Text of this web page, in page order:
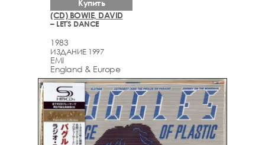
(CD) BOWIE, DAVID
– LET'S DANCE
1983
ИЗДАНИЕ 1997
EMI
England & Europe
Купить